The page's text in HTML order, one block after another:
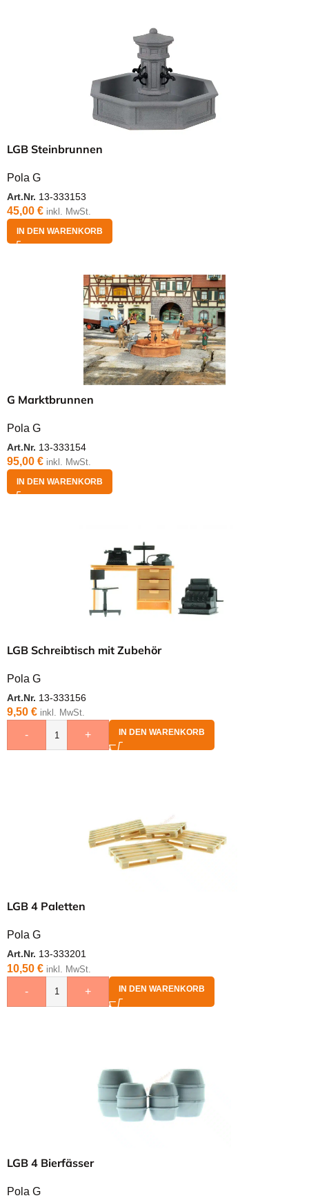
LGB Steinbrunnen
Pola G
Art.Nr. 13-333153
45,00 € inkl. MwSt.
IN DEN WARENKORB
G Marktbrunnen
Pola G
Art.Nr. 13-333154
95,00 € inkl. MwSt.
IN DEN WARENKORB
LGB Schreibtisch mit Zubehör
Pola G
Art.Nr. 13-333156
9,50 € inkl. MwSt.
- + IN DEN WARENKORB
LGB 4 Paletten
Pola G
Art.Nr. 13-333201
10,50 € inkl. MwSt.
- + IN DEN WARENKORB
LGB 4 Bierfässer
Pola G